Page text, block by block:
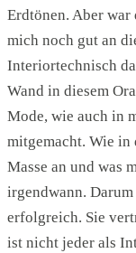
Erdtönen. Aber war
mich noch gut an
Interiortechnisch
Wand in diesem
Mode, wie auch in
mitgemacht. Wie in
Masse an und was
irgendwann.
erfolgreich. Sie
ist nicht jeder als